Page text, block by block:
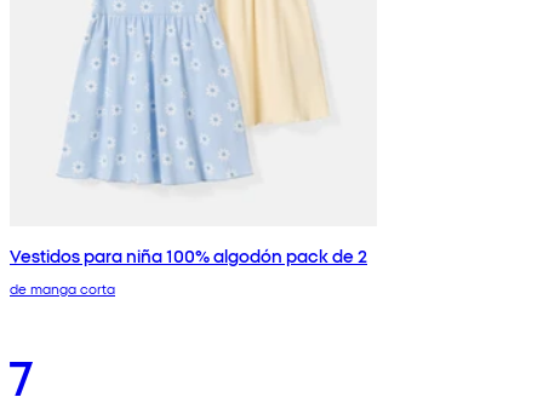
Vestidos para niña 100% algodón pack de 2
de manga corta
7